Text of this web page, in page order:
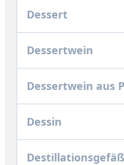
Dessert
Dessertwein
Dessertwein aus
Dessin
Destillationsgefäß